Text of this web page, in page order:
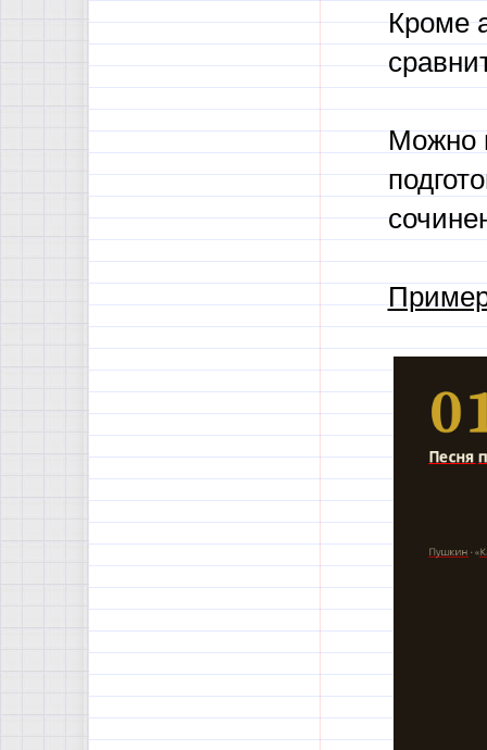
Кроме
Можно